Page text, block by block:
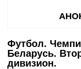
Футбол.
Беларусь.
дивизион.